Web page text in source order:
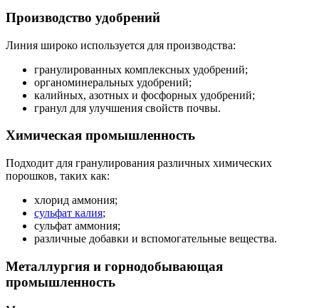
Производство удобрений
Линия широко используется для производства:
гранулированных комплексных удобрений;
органоминеральных удобрений;
калийных, азотных и фосфорных удобрений;
гранул для улучшения свойств почвы.
Химическая промышленность
Подходит для гранулирования различных химических
порошков, таких как:
хлорид аммония;
сульфат калия;
сульфат аммония;
различные добавки и вспомогательные вещества.
Металлургия и горнодобывающая
промышленность